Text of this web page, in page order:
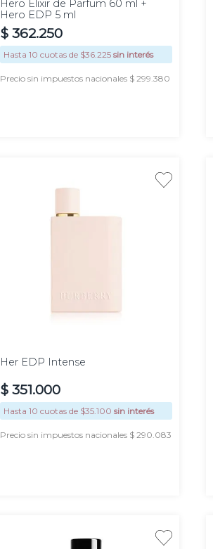
Hero Elixir de Parfum 60 ml +
Hero EDP 5 ml
$ 362.250
Hasta 10 cuotas de $36.225 sin interés
Precio sin impuestos nacionales $ 299.380
Her EDP Intense
$ 351.000
Hasta 10 cuotas de $35.100 sin interés
Precio sin impuestos nacionales $ 290.083